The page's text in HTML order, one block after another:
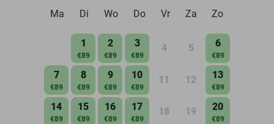
Ma
Di Wo Do Vr Za Zo
1
€89
2
€89
3
€89
4 5 6
€89
7
€89
8
€89
9
€89
10
€89
11 12 13
€89
14
€89
15
€89
16
€89
17
€89
18 19 20
€89